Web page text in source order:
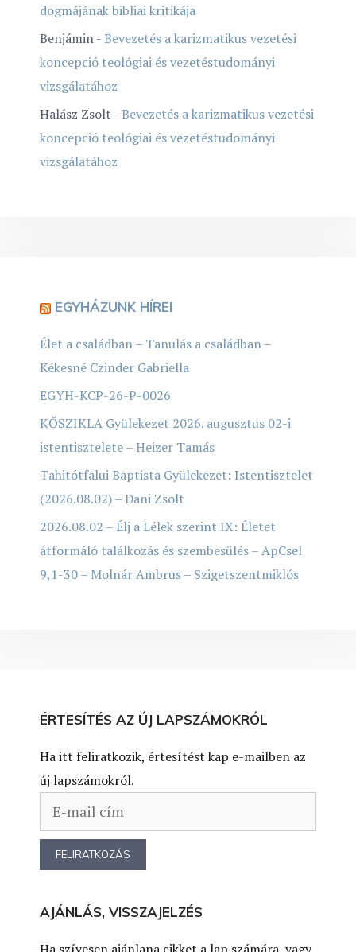
dogmájának bibliai kritikája
Benjámin-Bevezetés a karizmatikus vezetési
koncepció teológiai és vezetéstudományi
vizsgálatához
Halász Zsolt -Bevezetés a karizmatikus vezetési
koncepció teológiai és vezetéstudományi
vizsgálatához
EGYHÁZUNK HÍREI
Élet a családban – Tanulás a családban –
Kékesné Czinder Gabriella
EGYH-KCP-26-P-0026
KŐSZIKLA Gyülekezet 2026. augusztus 02-i
istentisztelete – Heizer Tamás
Tahitótfalui Baptista Gyülekezet: Istentisztelet
(2026.08.02) – Dani Zsolt
2026.08.02 – Élj a Lélek szerint IX: Életet
átformáló találkozás és szembesülés – ApCsel
9,1-30 – Molnár Ambrus – Szigetszentmiklós
ÉRTESÍTÉS AZ ÚJ LAPSZÁMOKRÓL
Ha itt feliratkozik, értesítést kap e-mailben az
új lapszámokról.
AJÁNLÁS, VISSZAJELZÉS